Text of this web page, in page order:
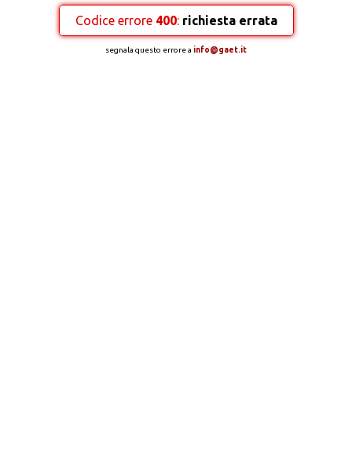
Codice errore 400: richiesta errata
segnala questo errore a info@gaet.it